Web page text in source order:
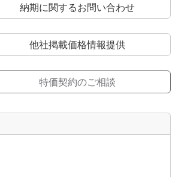
納期に関するお問い合わせ
他社掲載価格情報提供
特価契約のご相談